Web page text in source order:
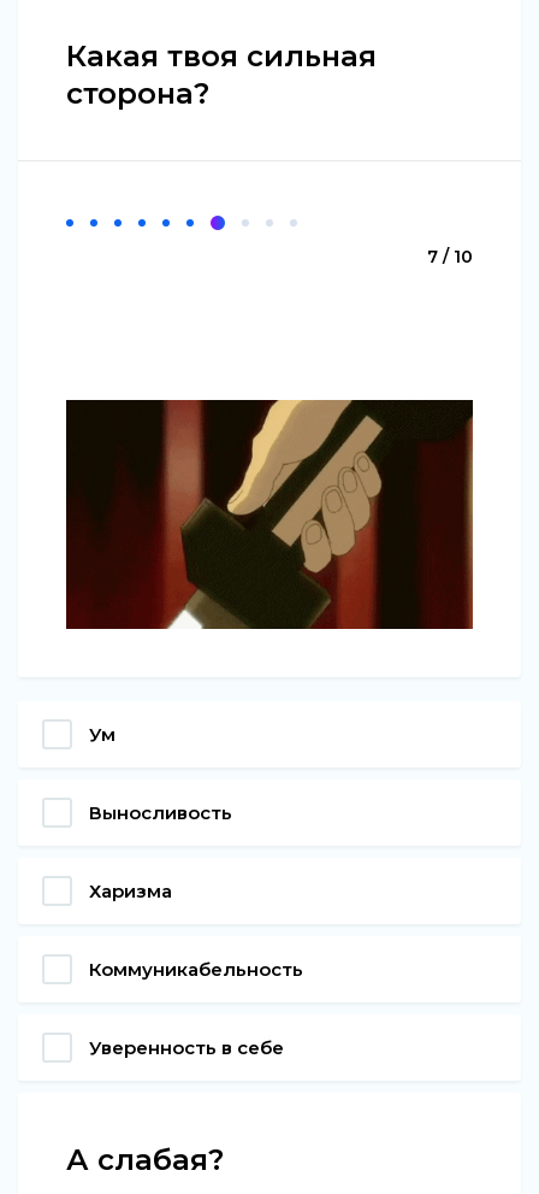
Какая твоя сильная
сторона?
7 / 10
Ум
Выносливость
Харизма
Коммуникабельность
Уверенность в себе
А слабая?